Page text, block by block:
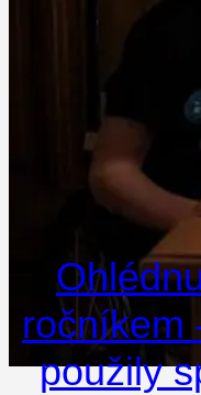
ročníkem
použily